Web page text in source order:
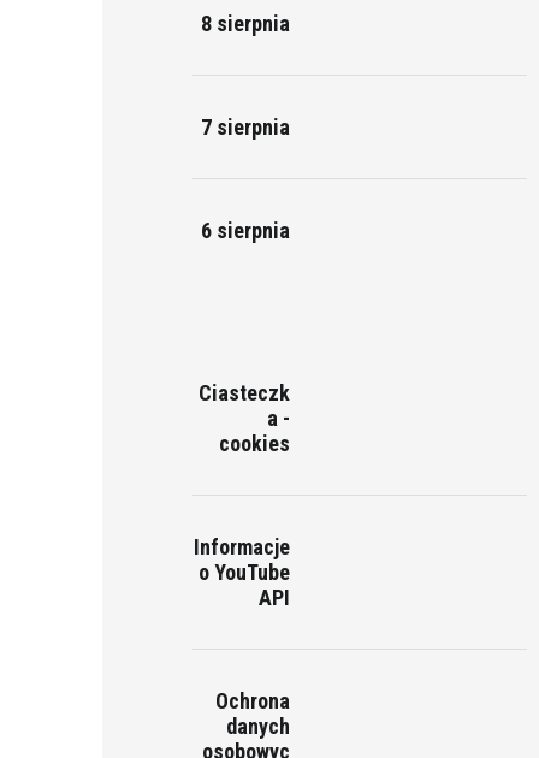
8 sierpnia
7 sierpnia
6 sierpnia
Ciasteczk
a -
cookies
Informacje
o YouTube
API
Ochrona
danych
osobowyc